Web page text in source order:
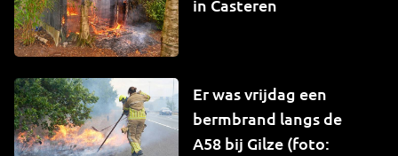
in Casteren
Er was vrijdag een
bermbrand langs de
A58 bij Gilze (foto: